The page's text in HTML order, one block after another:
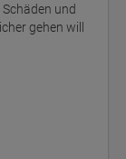
und
gehen will